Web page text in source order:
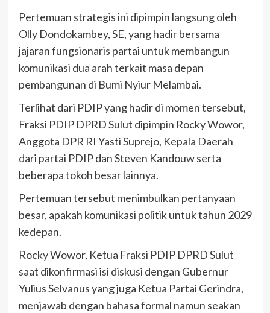
Pertemuan strategis ini dipimpin langsung oleh
Olly Dondokambey, SE, yang hadir bersama
jajaran fungsionaris partai untuk membangun
komunikasi dua arah terkait masa depan
pembangunan di Bumi Nyiur Melambai.
Terlihat dari PDIP yang hadir di momen tersebut,
Fraksi PDIP DPRD Sulut dipimpin Rocky Wowor,
Anggota DPR RI Yasti Suprejo, Kepala Daerah
dari partai PDIP dan Steven Kandouw serta
beberapa tokoh besar lainnya.
Pertemuan tersebut menimbulkan pertanyaan
besar, apakah komunikasi politik untuk tahun 2029
kedepan.
Rocky Wowor, Ketua Fraksi PDIP DPRD Sulut
saat dikonfirmasi isi diskusi dengan Gubernur
Yulius Selvanus yang juga Ketua Partai Gerindra,
menjawab dengan bahasa formal namun seakan